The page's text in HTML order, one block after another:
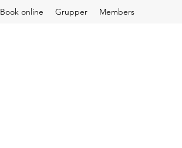
Book online Grupper Members